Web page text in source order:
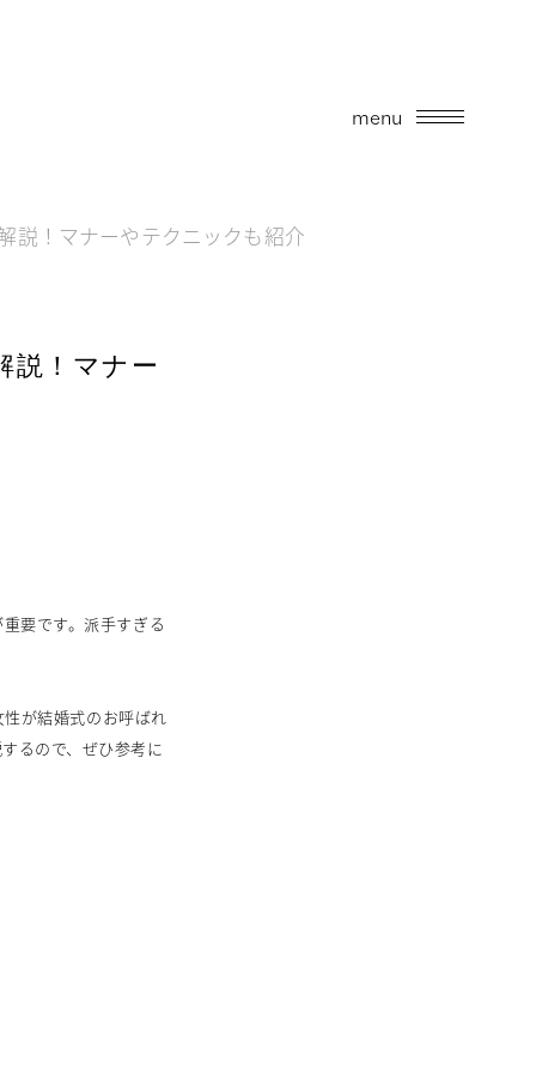
menu
説！マナーやテクニックも紹介
説！マナー
要です。派手すぎる
が結婚式のお呼ばれ
るので、ぜひ参考に